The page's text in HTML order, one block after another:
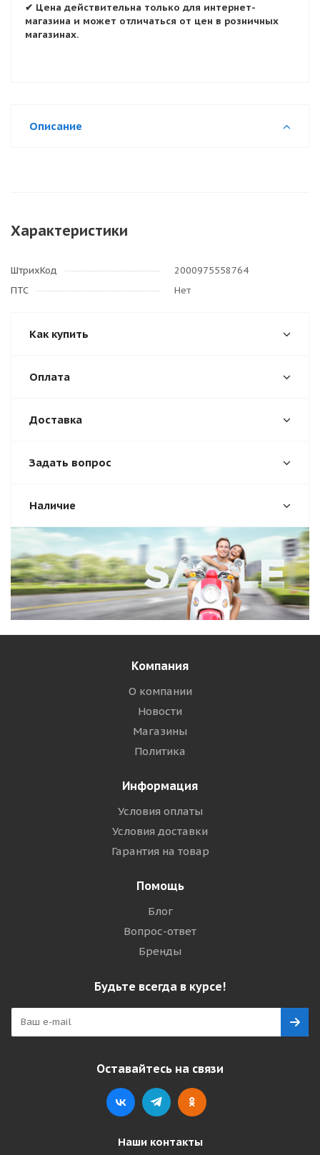
✔ Цена действительна только для интернет-
магазина и может отличаться от цен в розничных
магазинах.
Описание
Характеристики
ШтрихКод
2000975558764
ПТС
Нет
Как купить
Оплата
Доставка
Задать вопрос
Наличие
Компания
О компании
Новости
Магазины
Политика
Информация
Условия оплаты
Условия доставки
Гарантия на товар
Помощь
Блог
Вопрос-ответ
Бренды
Будьте всегда в курсе!
Оставайтесь на связи
Наши контакты